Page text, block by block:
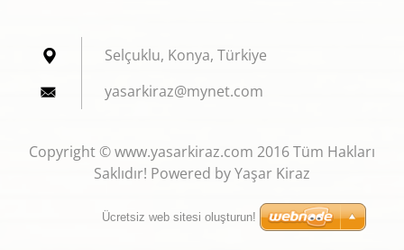
Selçuklu, Konya, Türkiye
yasarkiraz@mynet.com
Copyright © www.yasarkiraz.com 2016 Tüm Hakları
Saklıdır! Powered by Yaşar Kiraz
Ücretsiz web sitesi oluşturun!